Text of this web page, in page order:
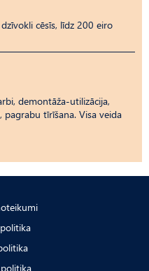
cēsīs, līdz 200 eiro
demontāža-utilizācija,
pagrabu tīrīšana. Visa veida